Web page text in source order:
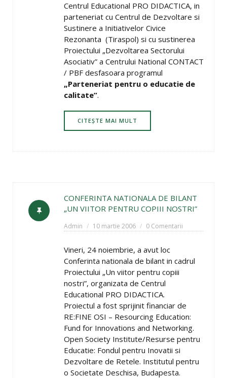
Centrul Educational PRO DIDACTICA, in
parteneriat cu Centrul de Dezvoltare si
Sustinere a Initiativelor Civice
Rezonanta (Tiraspol) si cu sustinerea
Proiectului „Dezvoltarea Sectorului
Asociativ” a Centrului National CONTACT
/ PBF desfasoara programul
„Parteneriat pentru o educatie de
calitate”.
CITEȘTE MAI MULT
CONFERINTA NATIONALA DE BILANT
„UN VIITOR PENTRU COPIII NOSTRI”
Admin 10 martie 2006 0 Comentarii
Vineri, 24 noiembrie, a avut loc
Conferinta nationala de bilant in cadrul
Proiectului „Un viitor pentru copiii
nostri”, organizata de Centrul
Educational PRO DIDACTICA.
Proiectul a fost sprijinit financiar de
RE:FINE OSI – Resourcing Education:
Fund for Innovations and Networking.
Open Society Institute/Resurse pentru
Educatie: Fondul pentru Inovatii si
Dezvoltare de Retele. Institutul pentru
o Societate Deschisa, Budapesta.